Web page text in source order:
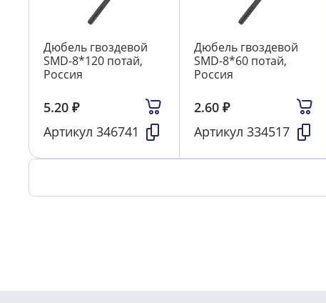
Дюбель гвоздевой
SMD-8*120 потай,
Россия
5.20 ₽
Артикул 346741
Дюбель гвоздевой
SMD-8*60 потай,
Россия
2.60₽
Артикул334517